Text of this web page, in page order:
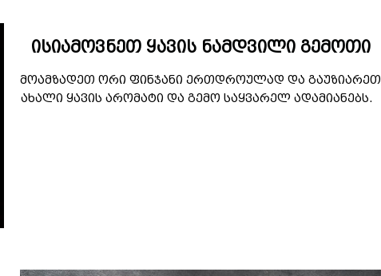
ისიამოვნეთ ყავის ნამდვილი გემოთი
მოამზადეთ ორი ფინჯანი ერთდროულად და გაუზიარეთ
ახალი ყავის არომატი და გემო საყვარელ ადამიანებს.